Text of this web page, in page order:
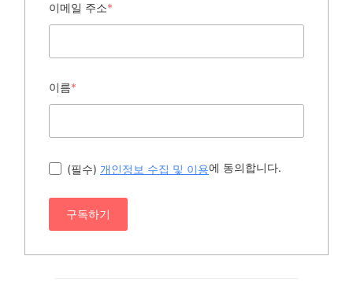
이메일 주소*
이름*
(필수) 개인정보 수집 및 이용에 동의합니다.
구독하기